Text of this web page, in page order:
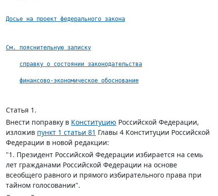
Досье на проект федерального закона
См. пояснительную записку
справку о состоянии законодательства
финансово-экономическое обоснование
Статья 1.
Внести поправку в Конституцию Российской Федерации,
изложив пункт 1 статьи 81 Главы 4 Конституции Российской
Федерации в новой редакции:
"1. Президент Российской Федерации избирается на семь
лет гражданами Российской Федерации на основе
всеобщего равного и прямого избирательного права при
тайном голосовании".